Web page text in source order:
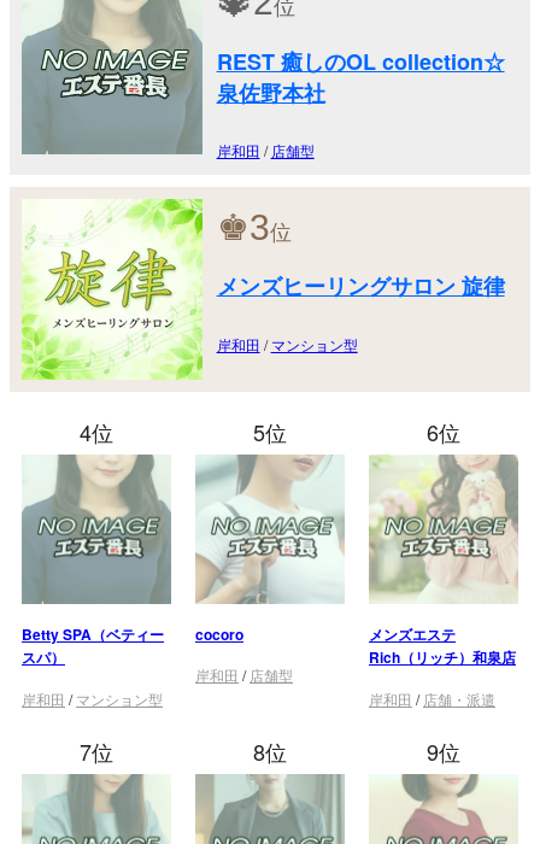
REST 癒しのOL collection☆
泉佐野本社
岸和田 / 店舗型
♚3位
メンズヒーリングサロン 旋律
岸和田 /マンション型
4位
Betty SPA（ベティー
スパ）
岸和田 /マンション型
5位
cocoro
岸和田 / 店舗型
6位
メンズエステ
Rich（リッチ）和泉店
岸和田 / 店舗・派遣
7位 8位 9位